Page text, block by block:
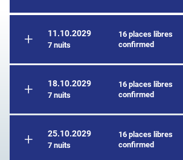
11.10.2029
7 nuits
16 places libres
confirmed
18.10.2029
7 nuits
16 places libres
confirmed
25.10.2029
7 nuits
16 places libres
confirmed